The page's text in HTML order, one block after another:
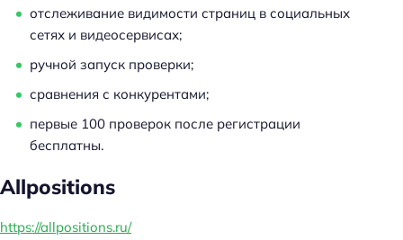
отслеживание видимости страниц в социальных
сетях и видеосервисах;
ручной запуск проверки;
сравнения с конкурентами;
первые 100 проверок после регистрации
бесплатны.
Allpositions
https://allpositions.ru/